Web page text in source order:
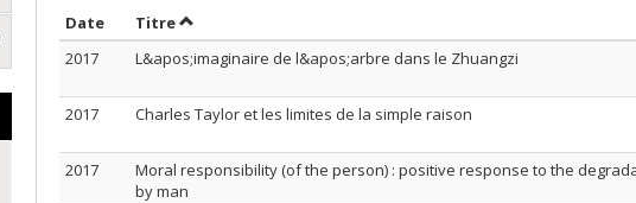
Date Trier par date en ordre croissant
TitreTrier par titre en ordre croissant
2017
L&apos;imaginaire de l&apos;arbre dans le Zhuangzi
2017
Charles Taylor et les limites de la simple raison
2017
Moral responsibility (of the person) : positive response to the
by man